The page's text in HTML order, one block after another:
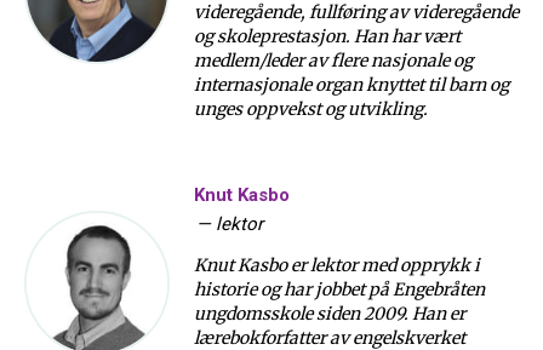
videregående, fullføring av videregående
og skoleprestasjon. Han har vært
medlem/leder av flere nasjonale og
internasjonale organ knyttet til barn og
unges oppvekst og utvikling.
Knut Kasbo
— lektor
Knut Kasbo er lektor med opprykk i
historie og har jobbet på Engebråten
ungdomsskole siden 2009. Han er
lærebokforfatter av engelskverket